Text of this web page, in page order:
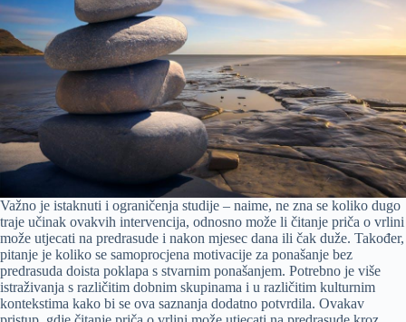
Važno je istaknuti i ograničenja studije – naime, ne zna se koliko dugo
traje učinak ovakvih intervencija, odnosno može li čitanje priča o vrlini
može utjecati na predrasude i nakon mjesec dana ili čak duže. Također,
pitanje je koliko se samoprocjena motivacije za ponašanje bez
predrasuda doista poklapa s stvarnim ponašanjem. Potrebno je više
istraživanja s različitim dobnim skupinama i u različitim kulturnim
kontekstima kako bi se ova saznanja dodatno potvrdila. Ovakav